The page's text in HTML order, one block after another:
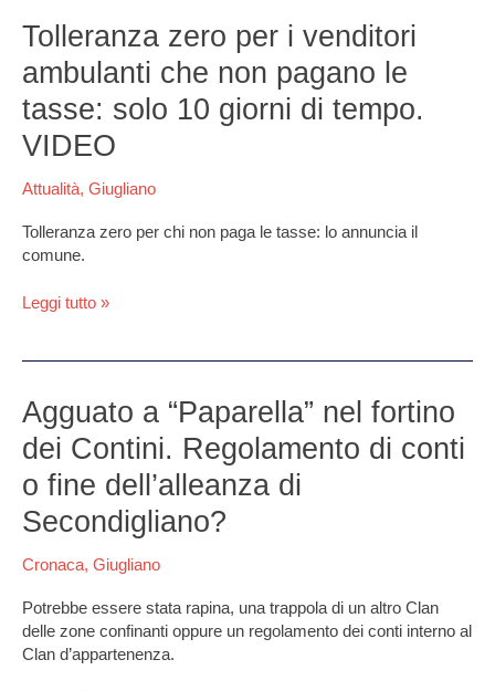
Tolleranza zero per i venditori
ambulanti che non pagano le
tasse: solo 10 giorni di tempo.
VIDEO
Attualità, Giugliano
Tolleranza zero per chi non paga le tasse: lo annuncia il
comune.
zero
per
i
venditori
ambulanti
che
pagano
tasse:
solo
giorni
Leggi tutto »
Agguato a “Paparella” nel fortino
dei Contini. Regolamento di conti
o fine dell’alleanza di
Secondigliano?
Cronaca, Giugliano
Potrebbe essere stata rapina, una trappola di un altro Clan
delle zone confinanti oppure un regolamento dei conti interno al
Clan d’appartenenza.
Agguato
a
“Paparella”
fortino
dei
Regolamento
conti
o
fine